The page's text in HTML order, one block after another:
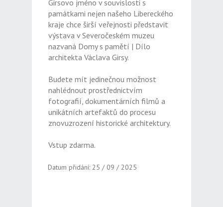
Girsovo jméno v souvislosti s
památkami nejen našeho Libereckého
kraje chce širší veřejnosti představit
výstava v Severočeském muzeu
nazvaná Domy s pamětí | Dílo
architekta Václava Girsy.
Budete mít jedinečnou možnost
nahlédnout prostřednictvím
fotografií, dokumentárních filmů a
unikátních artefaktů do procesu
znovuzrození historické architektury.
Vstup zdarma.
Datum přidání: 25 / 09 / 2025